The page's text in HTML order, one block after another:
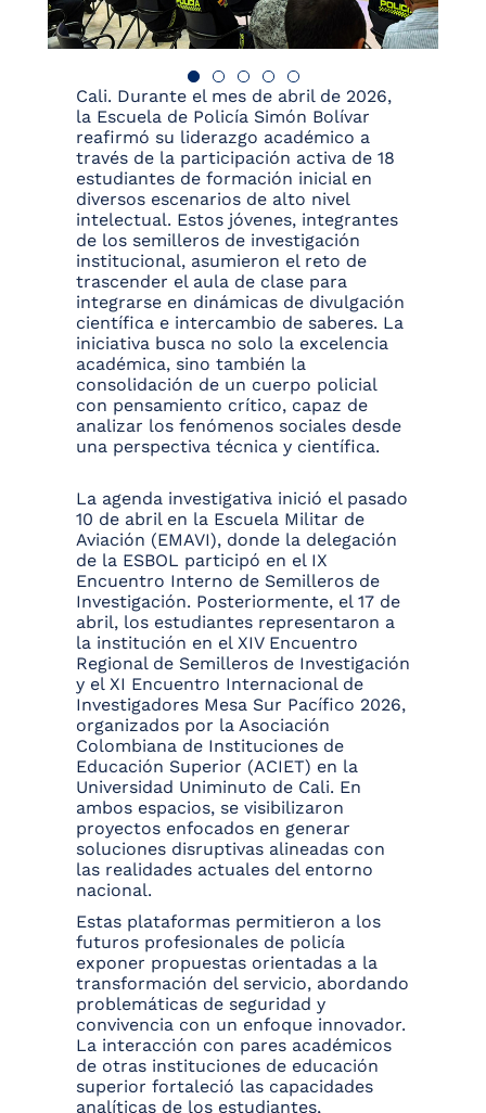
Cali. Durante el mes de abril de 2026,
la Escuela de Policía Simón Bolívar
reafirmó su liderazgo académico a
través de la participación activa de 18
estudiantes de formación inicial en
diversos escenarios de alto nivel
intelectual. Estos jóvenes, integrantes
de los semilleros de investigación
institucional, asumieron el reto de
trascender el aula de clase para
integrarse en dinámicas de divulgación
científica e intercambio de saberes. La
iniciativa busca no solo la excelencia
académica, sino también la
consolidación de un cuerpo policial
con pensamiento crítico, capaz de
analizar los fenómenos sociales desde
una perspectiva técnica y científica.
La agenda investigativa inició el pasado
10 de abril en la Escuela Militar de
Aviación (EMAVI), donde la delegación
de la ESBOL participó en el IX
Encuentro Interno de Semilleros de
Investigación. Posteriormente, el 17 de
abril, los estudiantes representaron a
la institución en el XIV Encuentro
Regional de Semilleros de Investigación
y el XI Encuentro Internacional de
Investigadores Mesa Sur Pacífico 2026,
organizados por la Asociación
Colombiana de Instituciones de
Educación Superior (ACIET) en la
Universidad Uniminuto de Cali. En
ambos espacios, se visibilizaron
proyectos enfocados en generar
soluciones disruptivas alineadas con
las realidades actuales del entorno
nacional.
Estas plataformas permitieron a los
futuros profesionales de policía
exponer propuestas orientadas a la
transformación del servicio, abordando
problemáticas de seguridad y
convivencia con un enfoque innovador.
La interacción con pares académicos
de otras instituciones de educación
superior fortaleció las capacidades
analíticas de los estudiantes,